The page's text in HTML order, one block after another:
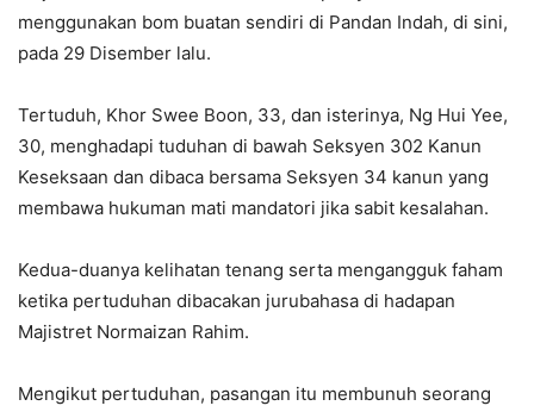
menggunakan bom buatan sendiri di Pandan Indah, di sini,
pada 29 Disember lalu.
Tertuduh, Khor Swee Boon, 33, dan isterinya, Ng Hui Yee,
30, menghadapi tuduhan di bawah Seksyen 302 Kanun
Keseksaan dan dibaca bersama Seksyen 34 kanun yang
membawa hukuman mati mandatori jika sabit kesalahan.
Kedua-duanya kelihatan tenang serta mengangguk faham
ketika pertuduhan dibacakan jurubahasa di hadapan
Majistret Normaizan Rahim.
Mengikut pertuduhan, pasangan itu membunuh seorang